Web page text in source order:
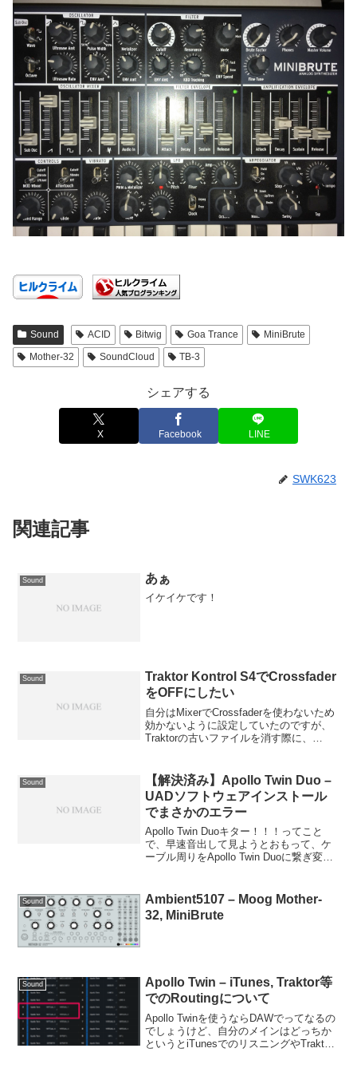
Sound ACID Bitwig Goa Trance
MiniBrute
Mother-32
SoundCloud TB-3
シェアする
X Facebook LINE
SWK623
関連記事
Sound あぁ
イケイケです！
Sound
Traktor Kontrol S4でCrossfader
をOFFにしたい
自分はMixerでCrossfaderを使わないため
効かないように設定していたのですが、
Traktorの古いファイルを消す際に、
て情報として残してお...
Sound
【解決済み】Apollo Twin Duo –
UADソフトウェアインストール
でまさかのエラー
Apollo Twin Duoキター！！！ってこと
で、早速音出して見ようとおもって、ケ
ーブル周りをApollo Twin Duoに繋ぎ変え
慣れるだろう。続いて、UAD...
Sound
Ambient5107 – Moog Mother-
32, MiniBrute
Sound
Apollo Twin – iTunes, Traktor等
でのRoutingについて
Apollo Twinを使うならDAWでってなるの
でしょうけど、自分のメインはどっちか
というとiTunesでのリスニングやTraktor